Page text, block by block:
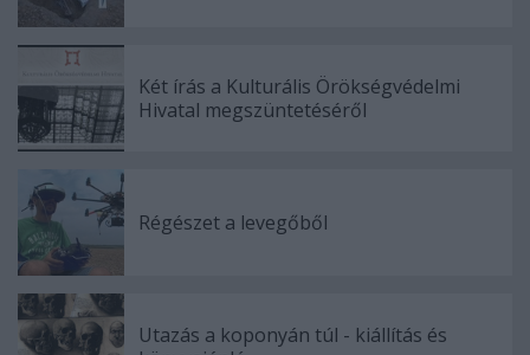
Két írás a Kulturális Örökségvédelmi
Hivatal megszüntetéséről
Régészet a levegőből
Utazás a koponyán túl - kiállítás és